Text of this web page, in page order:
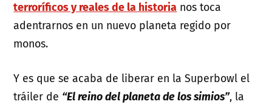
terroríficos y reales de la historia nos toca
adentrarnos en un nuevo planeta regido por
monos.
Y es que se acaba de liberar en la Superbowl el
tráiler de “El reino del planeta de los simios”, la